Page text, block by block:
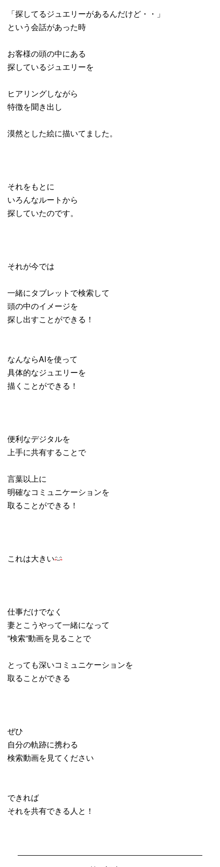
「探してるジュエリーがあるんだけど・・」
という会話があった時
お客様の頭の中にある
探しているジュエリーを
ヒアリングしながら
特徴を聞き出し
漠然とした絵に描いてました。
それをもとに
いろんなルートから
探していたのです。
それが今では
一緒にタブレットで検索して
頭の中のイメージを
探し出すことができる！
なんならAIを使って
具体的なジュエリーを
描くことができる！
便利なデジタルを
上手に共有することで
言葉以上に
明確なコミュニケーションを
取ることができる！
これは大きい
仕事だけでなく
妻とこうやって一緒になって
”検索”動画を見ることで
とっても深いコミュニケーションを
取ることができる
ぜひ
自分の軌跡に携わる
検索動画を見てください
できれば
それを共有できる人と！